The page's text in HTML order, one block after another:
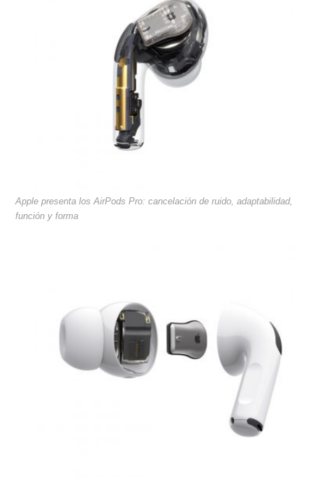
Apple presenta los AirPods Pro: cancelación de ruido, adaptabilidad,
función y forma